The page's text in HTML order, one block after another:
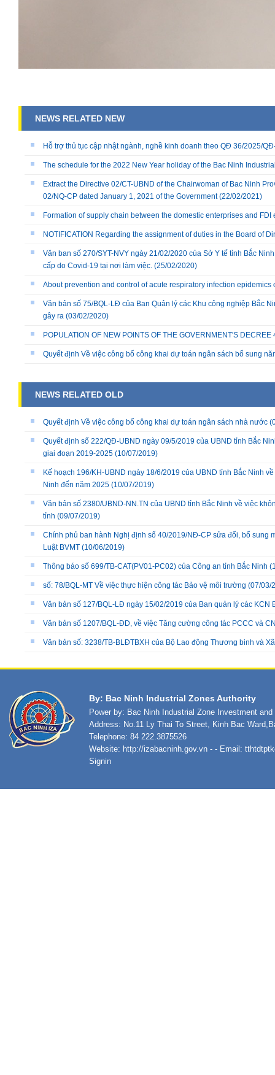
NEWS RELATED NEW
Hỗ trợ thủ tục cập nhật ngành, nghề kinh doanh theo QĐ 36/2025/
The schedule for the 2022 New Year holiday of the Bac Ninh
Extract the Directive 02/CT-UBND of the Chairwoman of Bac Ninh
02/NQ-CP dated January 1, 2021 of the Government(22/02/2021)
Formation of supply chain between the domestic enterprises and FDI
NOTIFICATION Regarding the assignment of duties in the Board of
Văn ban số 270/SYT-NVY ngày 21/02/2020 của Sở Y tế tỉnh Bắc
cấp do Covid-19 tại nơi làm việc. (25/02/2020)
About prevention and control of acute respiratory infection epidemics
Văn bản số 75/BQL-LĐ của Ban Quản lý các Khu công nghiệp Bắc
gây ra (03/02/2020)
POPULATION OF NEW POINTS OF THE GOVERNMENT'S
Quyết định Về việc công bố công khai dự toán ngân sách bổ sung
NEWS RELATED OLD
Quyết định Về việc công bố công khai dự toán ngân sách nhà nước
Quyết định số 222/QĐ-UBND ngày 09/5/2019 của UBND tỉnh Bắc
giai đoạn 2019-2025 (10/07/2019)
Kế hoạch 196/KH-UBND ngày 18/6/2019 của UBND tỉnh Bắc Ninh
Ninh đến năm 2025 (10/07/2019)
Văn bản số 2380/UBND-NN.TN của UBND tỉnh Bắc Ninh về việc
tỉnh (09/07/2019)
Chính phủ ban hành Nghị định số 40/2019/NĐ-CP sửa đổi, bổ sung
Luật BVMT (10/06/2019)
Thông báo số 699/TB-CAT(PV01-PC02) của Công an tỉnh Bắc Ninh
số: 78/BQL-MT Về việc thực hiện công tác Bảo vệ môi trường (07/03/
Văn bản số 127/BQL-LĐ ngày 15/02/2019 của Ban quản lý các KCN
Văn bản số 1207/BQL-ĐD, về việc Tăng cường công tác PCCC và
Văn bản số: 3238/TB-BLĐTBXH của Bộ Lao động Thương binh và
By: Bac Ninh Industrial Zones Authority
Power by: Bac Ninh Industrial Zone Investment
Address: No.11 Ly Thai To Street, Kinh Bac
Telephone: 84 222.3875526
Website: http://izabacninh.gov.vn - - Email:
Signin